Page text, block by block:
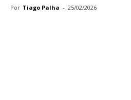
Por Tiago Palha - 25/02/2026